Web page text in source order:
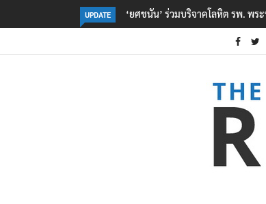
UPDATE
ยื่อเหตุ รร. เทพศิรินทร์ นนทบุรี ตร. อยู่ระหว่างสอบสวนแรงจูงใจ เ
เหตุเครียดเรื่องเรียน